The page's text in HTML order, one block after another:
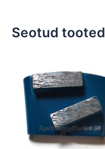
Seotud tooted